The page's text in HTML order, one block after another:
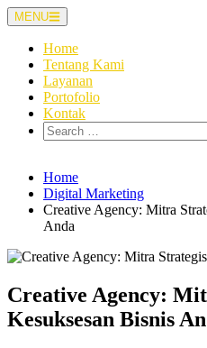
Skip
to
content
MENU
Home
Tentang Kami
Layanan
Portofolio
Kontak
Search
for:
Home
Digital Marketing
Creative Agency: Mitra
Anda
Creative Agency:
Kesuksesan Bisnis